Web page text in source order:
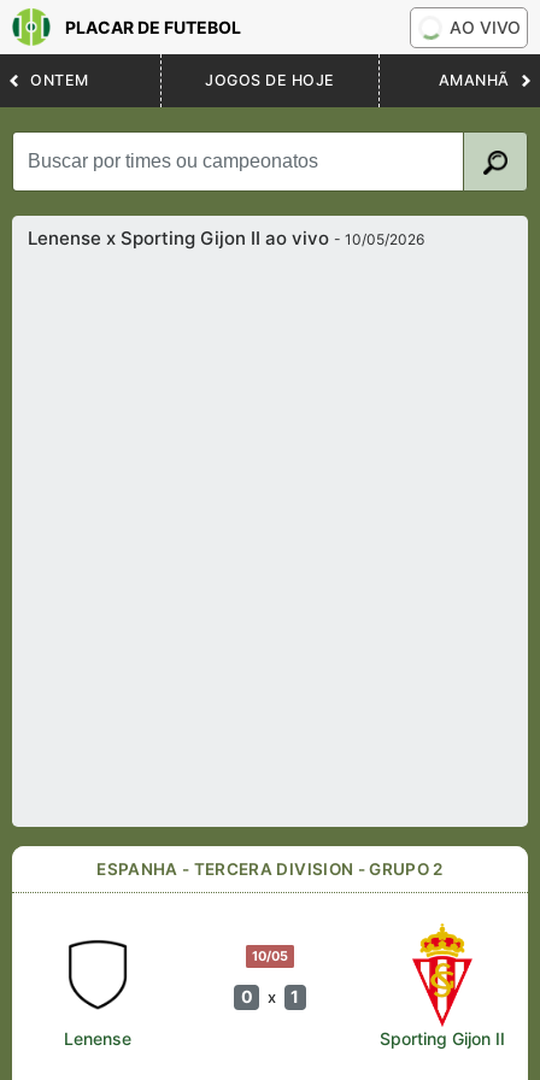
PLACAR DE FUTEBOL AO VIVO
ONTEM JOGOS DE HOJE AMANHÃ
Lenense x Sporting Gijon II ao vivo- 10/05/2026
ESPANHA - TERCERA DIVISION - GRUPO 2
10/05
0 x 1
Lenense Sporting Gijon II